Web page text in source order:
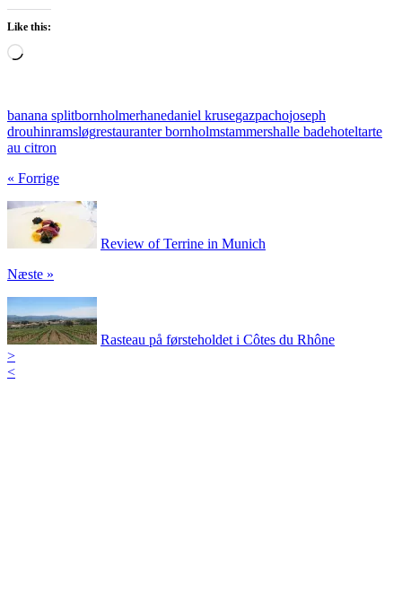
Like this:
Loading…
banana splitbornholmerhanedaniel krusegazpachojoseph
drouhinramsløgrestauranter bornholmstammershalle badehoteltarte
au citron
« Forrige
Review of Terrine in Munich
Næste »
Rasteau på førsteholdet i Côtes du Rhône
>
<